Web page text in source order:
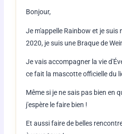
Bonjour,
Je m'appelle Rainbow et je suis
2020, je suis une Braque de
Je vais accompagner la vie
ce fait la mascotte officielle du
Même si je ne sais pas bien en
j'espère le faire bien !
Et aussi faire de belles